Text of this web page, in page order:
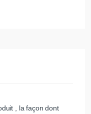
, la façon dont